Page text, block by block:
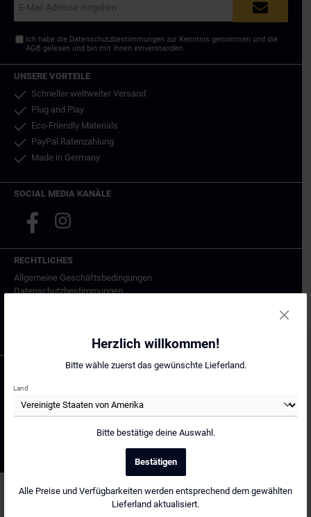
Ich habe die Datenschutzbestimmungen zur Kenntnis genommen und die
AGB gelesen und bin mit ihnen einverstanden.
UNSERE VORTEILE
Schneller weltweiter Versand
Plug and Play
Eco-Friendly Materials
PayPal Ratenzahlung
Made in Germany
SOCIAL MEDIA KANÄLE
RECHTLICHES
Allgemeine Geschäftsbedingungen
Datenschutzbestimmungen
ZAHLUNGSARTEN
* Alle Preise inkl. gesetzl. Mehrwertsteuer zzgl.Versandkostenund
ggf. Nachnahmegebühren, wenn nicht anders angegeben.
© 2026 ZAERO DESIGN - Alle Rechte vorbehalten.
Herzlich willkommen!
Bitte wähle zuerst das gewünschte Lieferland.
Land
Bitte bestätige deine Auswahl.
Bestätigen
Alle Preise und Verfügbarkeiten werden entsprechend dem gewählten
Lieferland aktualisiert.